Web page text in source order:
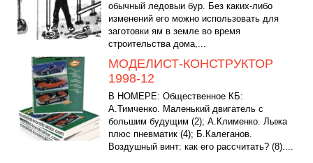
обычный ледовыи бур. Без каких-либо
изменений его можно использовать для
заготовки ям в земле во время
строительства дома,...
МОДЕЛИСТ-КОНСТРУКТОР
1998-12
В НОМЕРЕ: Общественное КБ:
А.Тимченко. Маленький двигатель с
большим будущим (2); А.Клименко. Лыжа
плюс пневматик (4); Б.Калеганов.
Воздушный винт: как его рассчитать? (8)....